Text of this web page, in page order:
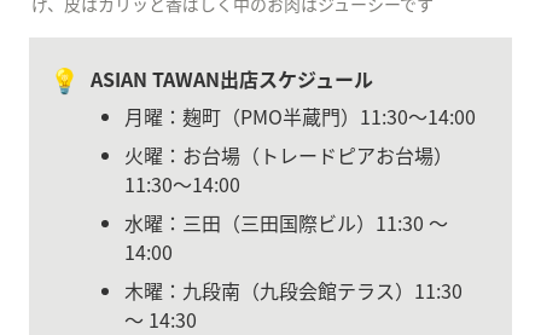
💡 ASIAN TAWAN出店スケジュール
月曜：麹町（PMO半蔵門）11:30〜14:00
火曜：お台場（トレードピアお台場）
11:30〜14:00
水曜：三田（三田国際ビル）11:30 〜
14:00
木曜：九段南（九段会館テラス）11:30
〜 14:30